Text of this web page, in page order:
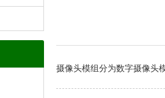
摄像头模组分为数字摄像头